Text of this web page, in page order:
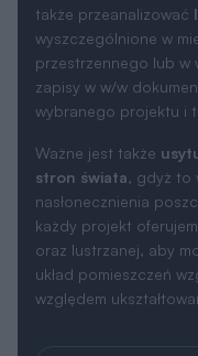
także przeanalizować
wyszczególnione w
przestrzennego lub w
zapisy w w/w
wybranego projektu i
Ważne jest także
stron świata, gdyż to
nasłonecznienia
każdy projekt
oraz lustrzanej, aby
układ pomieszczeń
względem